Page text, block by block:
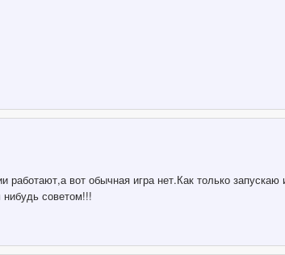
вот обычная игра нет.Как только запускаю
нибудь советом!!!